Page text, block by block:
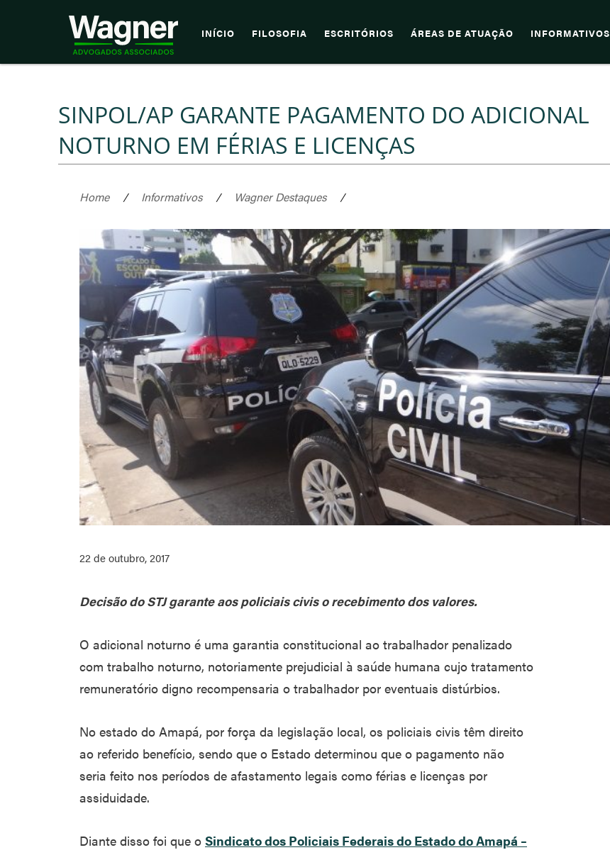
INÍCIO FILOSOFIA ESCRITÓRIOS ÁREAS DE ATUAÇÃO INFORMATIVOS
SINPOL/AP GARANTE PAGAMENTO DO ADICIONAL
NOTURNO EM FÉRIAS E LICENÇAS
Home / Informativos / Wagner Destaques /
22 de outubro, 2017
Decisão do STJ garante aos policiais civis o recebimento dos valores.
O adicional noturno é uma garantia constitucional ao trabalhador penalizado
com trabalho noturno, notoriamente prejudicial à saúde humana cujo tratamento
remuneratório digno recompensaria o trabalhador por eventuais distúrbios.
No estado do Amapá, por força da legislação local, os policiais civis têm direito
ao referido benefício, sendo que o Estado determinou que o pagamento não
seria feito nos períodos de afastamento legais como férias e licenças por
assiduidade.
Diante disso foi que o Sindicato dos Policiais Federais do Estado do Amapá –